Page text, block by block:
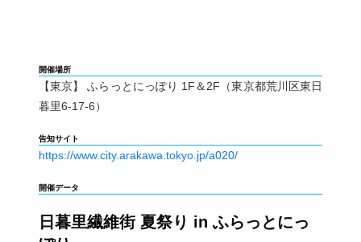
開催場所
【東京】 ふらっとにっぽり 1F＆2F（東京都荒川区東日
暮里6-17-6）
告知サイト
https://www.city.arakawa.tokyo.jp/a020/
開催データ
日暮里繊維街 夏祭り in ふらっとにっ